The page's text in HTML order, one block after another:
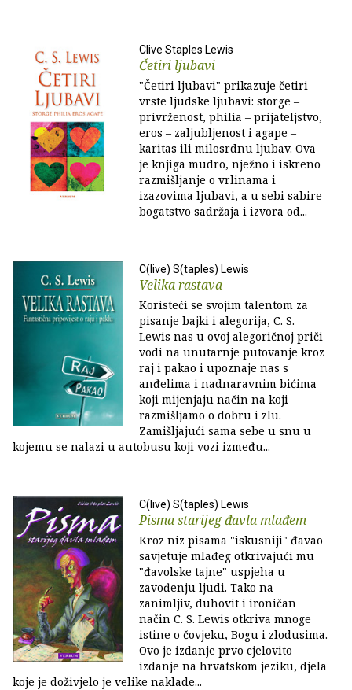
Clive Staples Lewis
Četiri ljubavi
"Četiri ljubavi" prikazuje četiri
vrste ljudske ljubavi: storge –
privrženost, philia – prijateljstvo,
eros – zaljubljenost i agape –
karitas ili milosrdnu ljubav. Ova
je knjiga mudro, nježno i iskreno
razmišljanje o vrlinama i
izazovima ljubavi, a u sebi sabire
bogatstvo sadržaja i izvora od...
C(live) S(taples) Lewis
Velika rastava
Koristeći se svojim talentom za
pisanje bajki i alegorija, C. S.
Lewis nas u ovoj alegoričnoj priči
vodi na unutarnje putovanje kroz
raj i pakao i upoznaje nas s
anđelima i nadnaravnim bićima
koji mijenjaju način na koji
razmišljamo o dobru i zlu.
Zamišljajući sama sebe u snu u
kojemu se nalazi u autobusu koji vozi između...
C(live) S(taples) Lewis
Pisma starijeg đavla mlađem
Kroz niz pisama "iskusniji" đavao
savjetuje mlađeg otkrivajući mu
"đavolske tajne" uspjeha u
zavođenju ljudi. Tako na
zanimljiv, duhovit i ironičan
način C. S. Lewis otkriva mnoge
istine o čovjeku, Bogu i zlodusima.
Ovo je izdanje prvo cjelovito
izdanje na hrvatskom jeziku, djela
koje je doživjelo je velike naklade...